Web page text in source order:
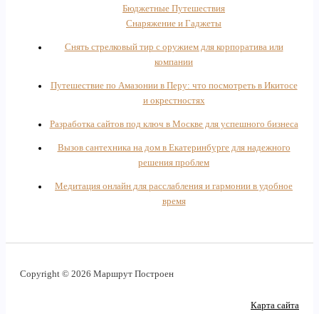
Бюджетные Путешествия
Снаряжение и Гаджеты
Снять стрелковый тир с оружием для корпоратива или
компании
Путешествие по Амазонии в Перу: что посмотреть в Икитосе
и окрестностях
Разработка сайтов под ключ в Москве для успешного бизнеса
Вызов сантехника на дом в Екатеринбурге для надежного
решения проблем
Медитация онлайн для расслабления и гармонии в удобное
время
Copyright © 2026 Маршрут Построен
Карта сайта